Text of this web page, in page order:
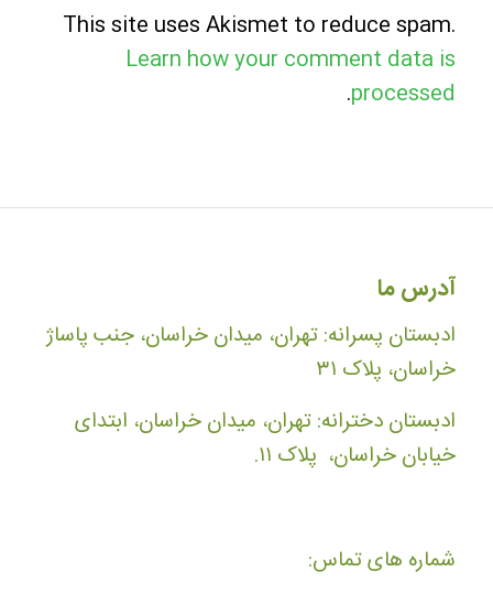
This site uses Akismet to reduce spam.
Learn how your comment data is
processed
.
آدرس ما
ادبستان پسرانه: تهران، میدان خراسان، جنب پاساژ
خراسان، پلاک ۳۱
ادبستان دخترانه: تهران، میدان خراسان، ابتدای
خیابان خراسان، پلاک ۱۱.
شماره های تماس: